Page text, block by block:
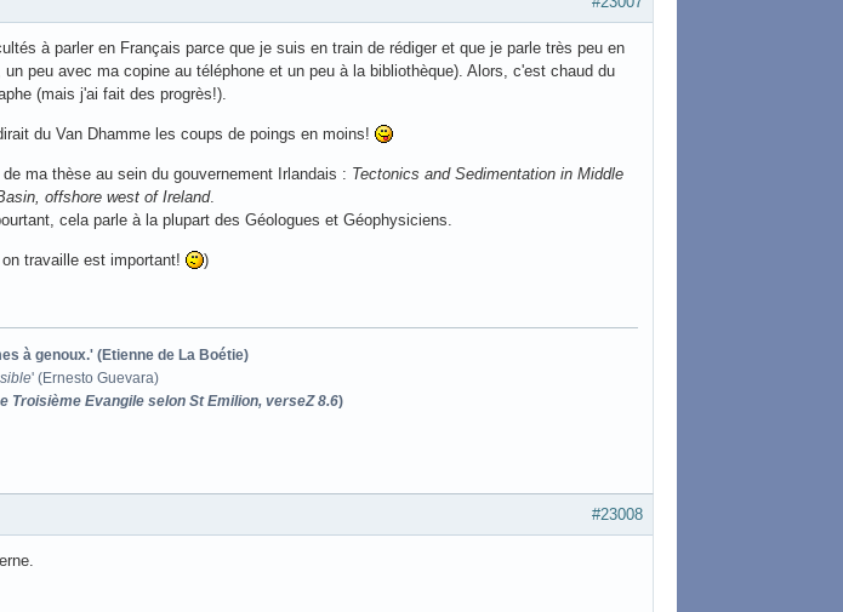
à parler en Français parce que je suis en train de rédiger et que je parle très peu en
peu avec ma copine au téléphone et un peu à la bibliothèque). Alors, c'est chaud du
(mais j'ai fait des progrès!).
du Van Dhamme les coups de poings en moins!
ma thèse au sein du gouvernement Irlandais : Tectonics and Sedimentation in Middle
offshore west of Ireland.
cela parle à la plupart des Géologues et Géophysiciens.
travaille est important! )
à genoux.' (Etienne de La Boétie)
' (Ernesto Guevara)
Troisième Evangile selon St Emilion, verseZ 8.6)
#23008